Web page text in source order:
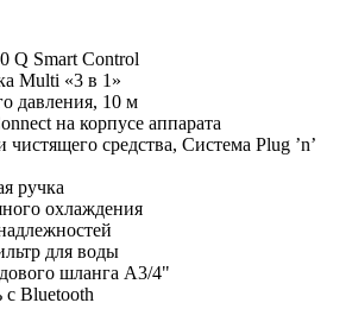
Q Smart Control
Multi «3 в 1»
давления, 10 м
на корпусе аппарата
чистящего средства, Система Plug ’n’
ручка
охлаждения
для воды
шланга A3/4"
с Bluetooth